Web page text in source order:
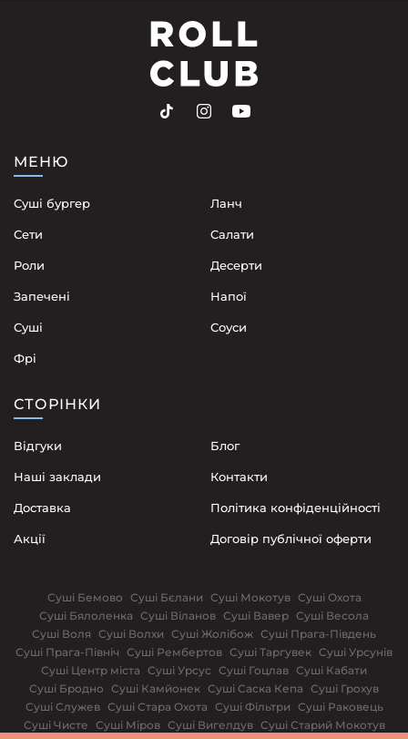
МЕНЮ
Суші бургер
Сети
Роли
Запечені
Суші
Фрі
Ланч
Cалати
Десерти
Напої
Соуси
СТОРІНКИ
Відгуки
Наші заклади
Доставка
Акції
Блог
Контакти
Політика конфіденційності
Договір публічної оферти
Суші Бемово Суші Бєлани Суші Мокотув Суші Охота
Суші Бялоленка Суші Віланов Суші Вавер Суші Весола
Суші Воля Суші Волхи Суші Жолібож Суші Прага-Південь
Суші Прага-Північ Суші Рембертов Суші Таргувек Суші Урсунів
Суші Центр міста Суші Урсус Суші Гоцлав Суші Кабати
Суші Бродно Суші Камйонек Суші Саска Кепа Суші Грохув
Суші Служев Суші Стара Охота Суші Фільтри Суші Раковець
Суші Чисте Суші Міров Суші Вигелдув Суші Старий Мокотув